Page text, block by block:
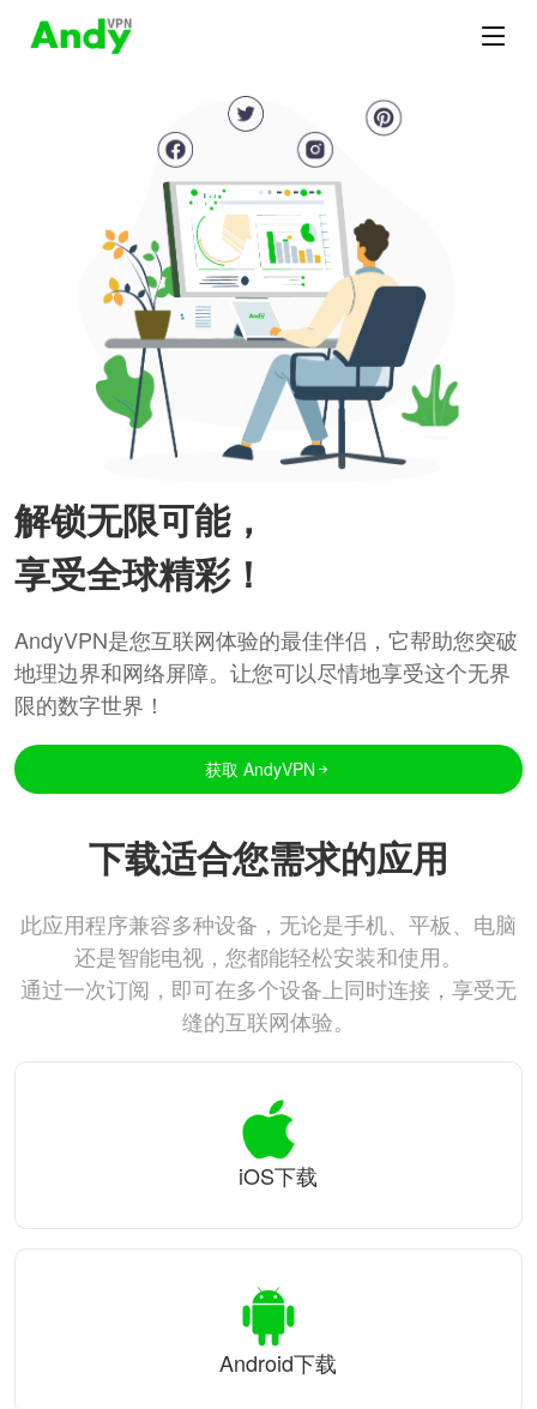
解锁无限可能，
享受全球精彩！
AndyVPN是您互联网体验的最佳伴侣，它帮助您突破
地理边界和网络屏障。让您可以尽情地享受这个无界
限的数字世界！
获取 AndyVPN
下载适合您需求的应用
此应用程序兼容多种设备，无论是手机、平板、电脑
还是智能电视，您都能轻松安装和使用。
通过一次订阅，即可在多个设备上同时连接，享受无
缝的互联网体验。
iOS下载
Android下载